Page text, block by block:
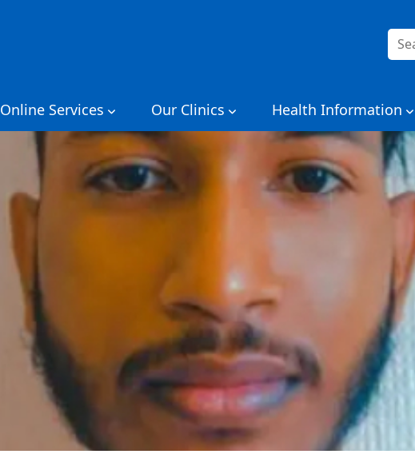
搜
索：
Online Services Our Clinics Health Information